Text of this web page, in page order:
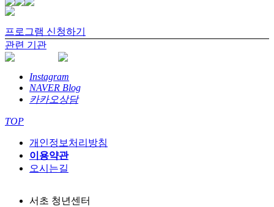
프로그램 신청하기
관련 기관
Instagram
NAVER Blog
카카오상담
TOP
개인정보처리방침
이용약관
오시는길
서초 청년센터